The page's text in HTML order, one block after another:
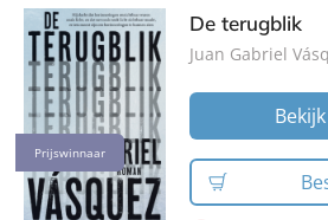
Prijswinnaar
De terugblik
Juan Gabriel